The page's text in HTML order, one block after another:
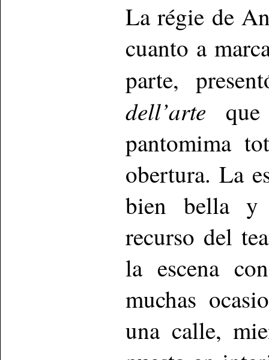
La régie de
cuanto a
parte,
dell’arte
pantomima
obertura. La
bien bella y
recurso del
la escena
muchas
una calle,